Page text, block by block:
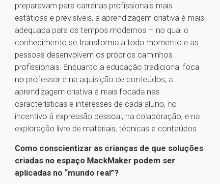
preparavam para carreiras profissionais mais
estáticas e previsíveis, a aprendizagem criativa é mais
adequada para os tempos modernos – no qual o
conhecimento se transforma a todo momento e as
pessoas desenvolvem os próprios caminhos
profissionais. Enquanto a educação tradicional foca
no professor e na aquisição de conteúdos, a
aprendizagem criativa é mais focada nas
características e interesses de cada aluno, no
incentivo à expressão pessoal, na colaboração, e na
exploração livre de materiais, técnicas e conteúdos.
Como conscientizar as crianças de que soluções
criadas no espaço MackMaker podem ser
aplicadas no “mundo real”?